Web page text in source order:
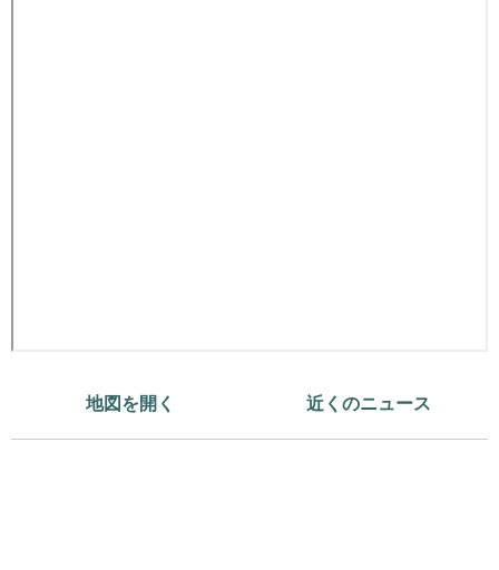
地図を開く 近くのニュース